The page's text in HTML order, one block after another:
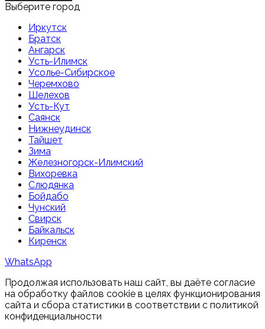
Выберите город
Иркутск
Братск
Ангарск
Усть-Илимск
Усолье-Сибирское
Черемхово
Шелехов
Усть-Кут
Саянск
Нижнеудинск
Тайшет
Зима
Железногорск-Илимский
Вихоревка
Слюдянка
Бойдабо
Чунский
Свирск
Байкальск
Киренск
WhatsApp
Продолжая использовать наш сайт, вы даёте согласие
на обработку файлов cookie в целях функционирования
сайта и сбора статистики в соответствии с политикой
конфиденциальности